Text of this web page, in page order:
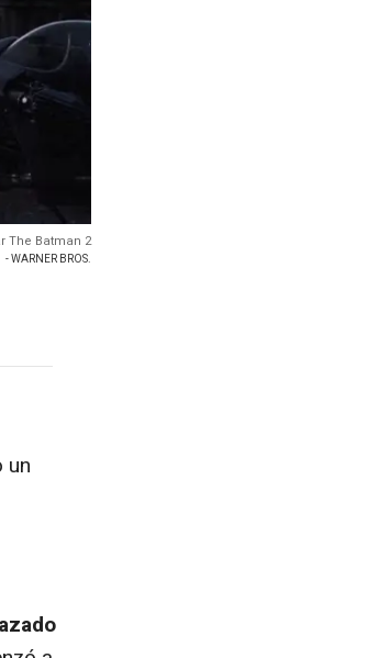
The Batman 2
- WARNER BROS.
un